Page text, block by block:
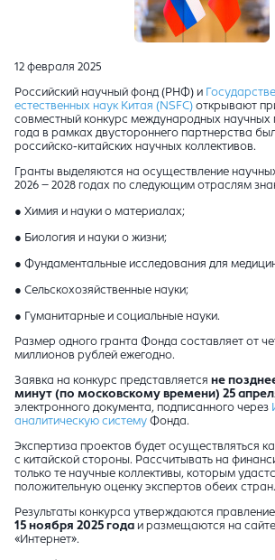
12 февраля 2025
Российский научный фонд (РНФ) и
естественных наук Китая (NSFC) открывают
совместный конкурс международных научных
года в рамках двустороннего партнерства
российско-китайских научных коллективов.
Гранты выделяются на осуществление
2026 – 2028 годах по следующим отраслям
● Химия и науки о материалах;
● Биология и науки о жизни;
● Фундаментальные исследования для
● Сельскохозяйственные науки;
● Гуманитарные и социальные науки.
Размер одного гранта Фонда составляет от
миллионов рублей ежегодно.
Заявка на конкурс представляется не
минут (по московскому времени) 25
электронного документа, подписанного через
аналитическую систему Фонда.
Экспертиза проектов будет осуществляться
с китайской стороны. Рассчитывать на
только те научные коллективы, которым
положительную оценку экспертов обеих стран.
Результаты конкурса утверждаются
15 ноября 2025 года и размещаются на
«Интернет».